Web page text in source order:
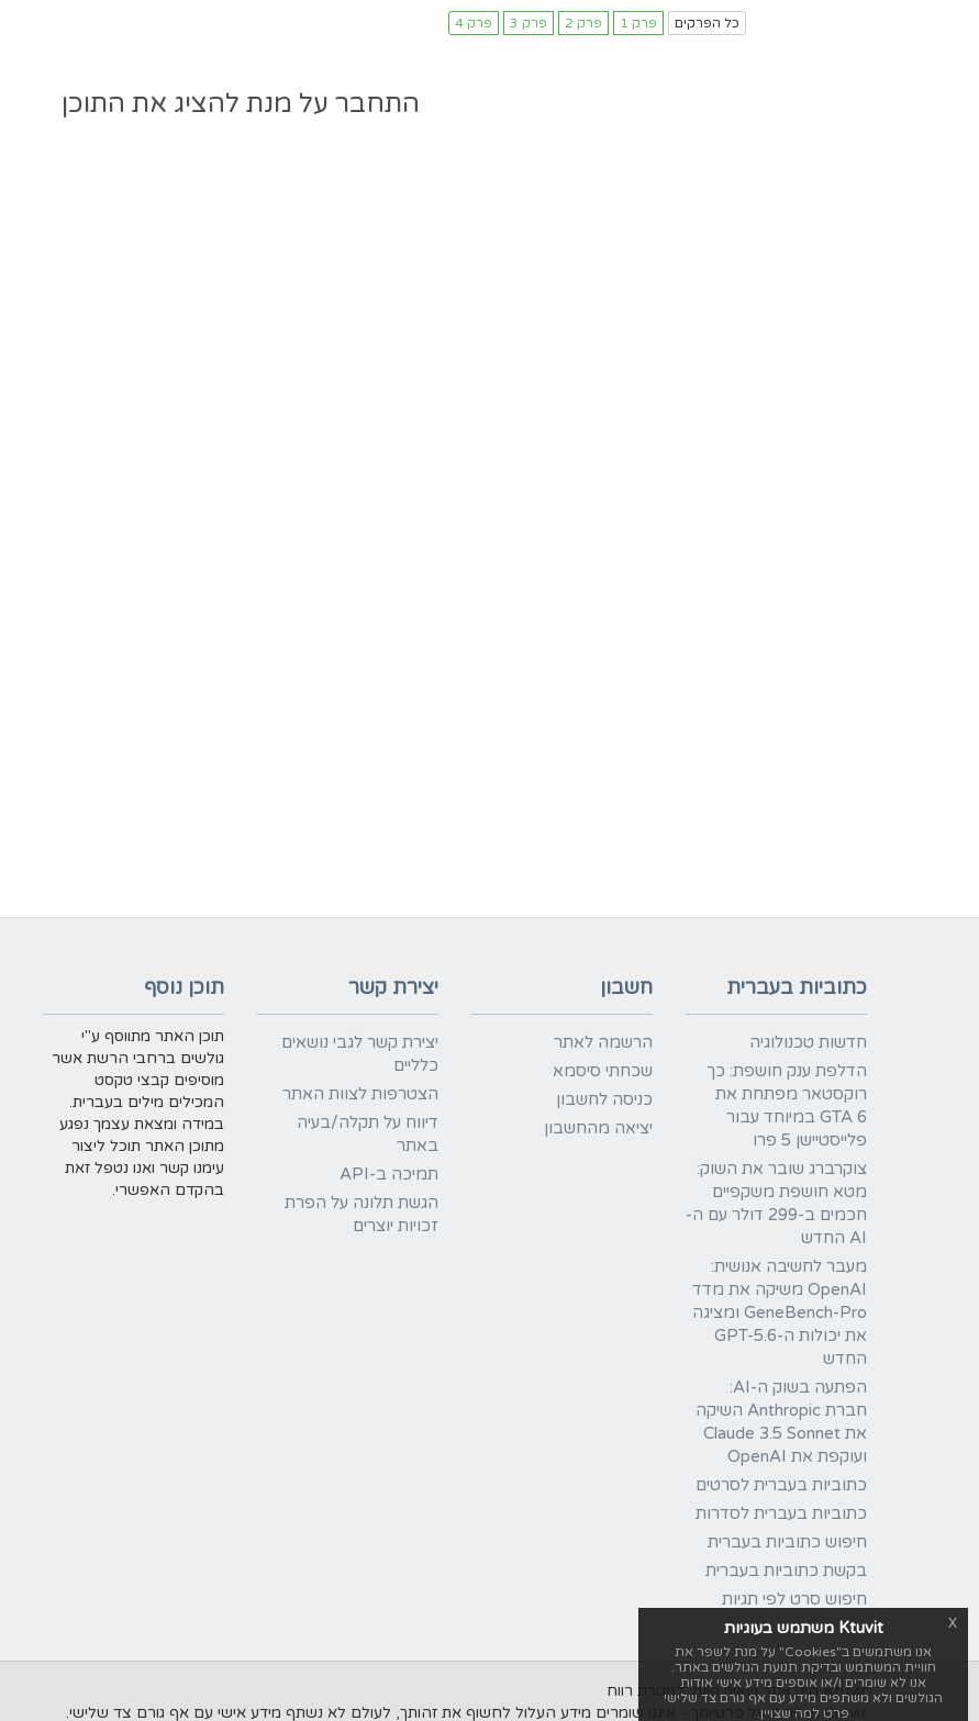
התחבר על מנת להציג את התוכן
כתוביות בעברית
חדשות טכנולוגיה
הדלפת ענק חושפת: כך
רוקסטאר מפתחת את
GTA 6 במיוחד עבור
פלייסטיישן 5 פרו
צוקרברג שובר את השוק:
מטא חושפת משקפיים
חכמים ב-299 דולר עם ה-
AI החדש
מעבר לחשיבה אנושית:
OpenAI משיקה את מדד
GeneBench-Pro ומציגה
את יכולות ה-GPT-5.6
החדש
הפתעה בשוק ה-AI:
חברת Anthropic השיקה
את Claude 3.5 Sonnet
ועוקפת את OpenAI
כתוביות בעברית לסרטים
כתוביות בעברית לסדרות
חיפוש כתוביות בעברית
בקשת כתוביות בעברית
חיפוש סרט לפי תגיות
חשבון
הרשמה לאתר
שכחתי סיסמא
כניסה לחשבון
יציאה מהחשבון
יצירת קשר
יצירת קשר לגבי נושאים
כלליים
הצטרפות לצוות האתר
דיווח על תקלה/בעיה
באתר
תמיכה ב-API
הגשת תלונה על הפרת
זכויות יוצרים
תוכן נוסף
תוכן האתר מתווסף ע"י
גולשים ברחבי הרשת אשר
מוסיפים קבצי טקסט
המכילים מילים בעברית.
במידה ומצאת עצמך נפגע
מתוכן האתר תוכל ליצור
עימנו קשר ואנו נטפל זאת
בהקדם האפשרי.
Ktuvit הינו אתר שאינו פועל למטרת רווח
Ktuvit שומרים על פרטיותך - איננו שומרים מידע העלול לחשוף את זהותך, לעולם לא נשתף מידע אישי עם אף גורם צד שלישי.
Ktuvit משתמש בעוגיות
אנו משתמשים ב"Cookies" על מנת לשפר את
חוויית המשתמש ובדיקת תנועת הגולשים באתר.
אנו לא שומרים ו/או אוספים מידע אישי אודות
הגולשים ולא משתפים מידע עם אף גורם צד שלישי
פרט למה שצויין.
x